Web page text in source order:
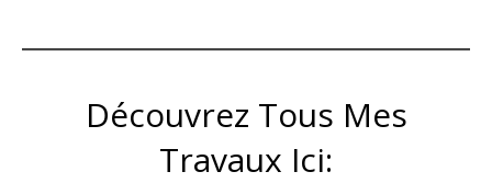
Découvrez Tous Mes
Travaux Ici: